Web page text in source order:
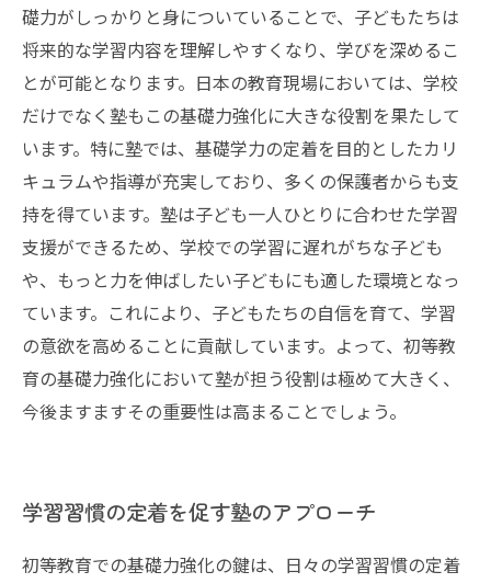
礎力がしっかりと身についていることで、子どもたちは
将来的な学習内容を理解しやすくなり、学びを深めるこ
とが可能となります。日本の教育現場においては、学校
だけでなく塾もこの基礎力強化に大きな役割を果たして
います。特に塾では、基礎学力の定着を目的としたカリ
キュラムや指導が充実しており、多くの保護者からも支
持を得ています。塾は子ども一人ひとりに合わせた学習
支援ができるため、学校での学習に遅れがちな子ども
や、もっと力を伸ばしたい子どもにも適した環境となっ
ています。これにより、子どもたちの自信を育て、学習
の意欲を高めることに貢献しています。よって、初等教
育の基礎力強化において塾が担う役割は極めて大きく、
今後ますますその重要性は高まることでしょう。
学習習慣の定着を促す塾のアプローチ
初等教育での基礎力強化の鍵は、日々の学習習慣の定着